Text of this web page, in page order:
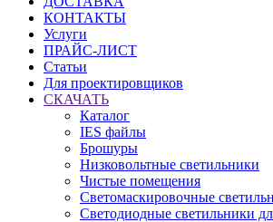
КОНТАКТЫ
Услуги
ПРАЙС-ЛИСТ
Статьи
Для проектировщиков
СКАЧАТЬ
Каталог
IES файлы
Брошуры
Низковольтные светильники
Чистые помещения
Светомаскировочные
Светодиодные светильники